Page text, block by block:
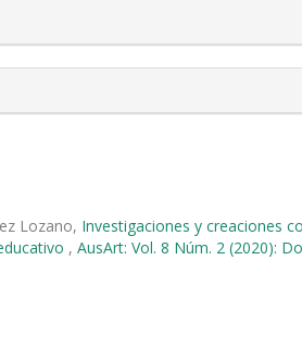
Lozano, Investigaciones y creaciones
, AusArt: Vol. 8 Núm. 2 (2020):